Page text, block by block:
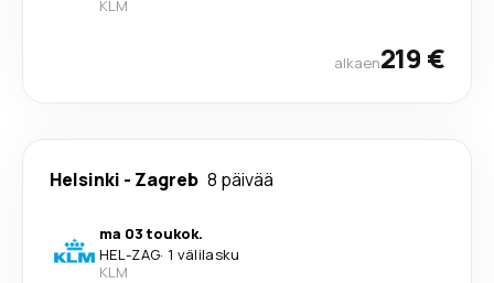
KLM
alkaen219 €
Helsinki - Zagreb 8 päivää
ma 03 toukok.
HEL-ZAG· 1 välilasku
KLM